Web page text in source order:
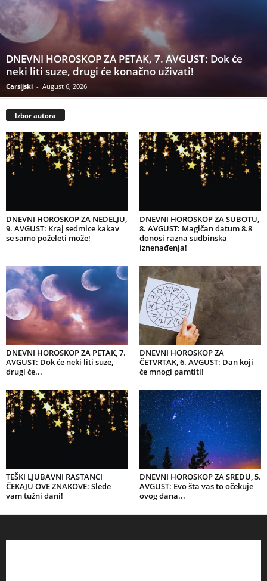
DNEVNI HOROSKOP ZA PETAK, 7. AVGUST: Dok će
neki liti suze, drugi će konačno uživati!
Carsijski - August 6, 2026
Izbor autora
DNEVNI HOROSKOP ZA NEDELJU,
9. AVGUST: Kraj sedmice kakav
se samo poželeti može!
DNEVNI HOROSKOP ZA SUBOTU,
8. AVGUST: Magičan datum 8.8
donosi razna sudbinska
iznenađenja!
DNEVNI HOROSKOP ZA PETAK, 7.
AVGUST: Dok će neki liti suze,
drugi će...
DNEVNI HOROSKOP ZA
ČETVRTAK, 6. AVGUST: Dan koji
će mnogi pamtiti!
TEŠKI LJUBAVNI RASTANCI
ČEKAJU OVE ZNAKOVE: Slede
vam tužni dani!
DNEVNI HOROSKOP ZA SREDU, 5.
AVGUST: Evo šta vas to očekuje
ovog dana...